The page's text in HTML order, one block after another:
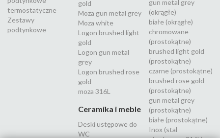
termostatyczne
Zestawy
podtynkowe
gold
Moza gun metal grey
Moza white
Logon brushed light
gold
Logon gun metal
grey
Logon brushed rose
gold
moza 316L
Ceramika i meble
Deski ustępowe do
WC
gun metal grey
(okrągłe)
białe (okrągłe)
chromowane
(prostokątne)
brushed light gold
(prostokątne)
czarne (prostokątne)
brushed rose gold
(prostokątne)
gun metal grey
(prostokątne)
białe (prostokątne)
Inox (stal